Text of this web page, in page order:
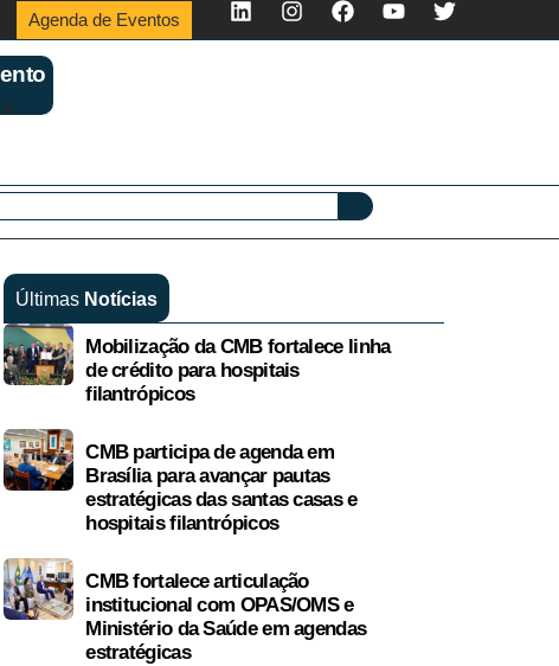
Agenda de Eventos
Últimas Notícias
Mobilização da CMB fortalece linha
de crédito para hospitais
filantrópicos
CMB participa de agenda em
Brasília para avançar pautas
estratégicas das santas casas e
hospitais filantrópicos
CMB fortalece articulação
institucional com OPAS/OMS e
Ministério da Saúde em agendas
estratégicas